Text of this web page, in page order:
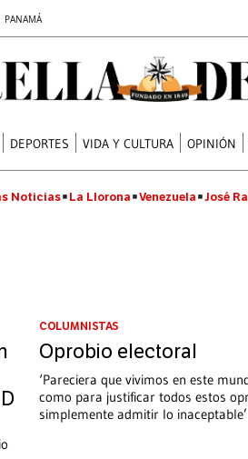
DEPORTES VIDA Y CULTURA OPINIÓN
Noticias La Llorona Venezuela José
COLUMNISTAS
Oprobio electoral
‘Pareciera que vivimos en este
como para justificar todos estos
simplemente admitir lo inaceptable’